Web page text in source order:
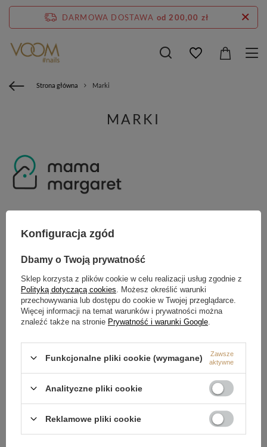
DARMOWA DOSTAWA od 200,00 zł
Strona główna Marki
MARKI
VOOM nails (193)
Status zamówienia
Chcę zareklamować produkt
Chcę zwrócić produkt
Konfiguracja zgód
Dbamy o Twoją prywatność
Sklep korzysta z plików cookie w celu realizacji usług zgodnie z
Polityką dotyczącą cookies . Możesz określić warunki
przechowywania lub dostępu do cookie w Twojej przeglądarce.
Więcej informacji na temat warunków i prywatności można
znaleźć także na stronie Prywatność i warunki Google
Funkcjonalne pliki cookie (wymagane)
Zawsze
aktywne
Analityczne pliki cookie
Reklamowe pliki cookie